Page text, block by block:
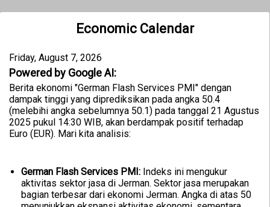
Economic Calendar
Friday, August 7, 2026
Powered by Google AI:
Berita ekonomi "German Flash Services PMI" dengan
dampak tinggi yang diprediksikan pada angka 50.4
(melebihi angka sebelumnya 50.1) pada tanggal 21 Agustus
2025 pukul 14:30 WIB, akan berdampak positif terhadap
Euro (EUR). Mari kita analisis:
German Flash Services PMI: Indeks ini mengukur
aktivitas sektor jasa di Jerman. Sektor jasa merupakan
bagian terbesar dari ekonomi Jerman. Angka di atas 50